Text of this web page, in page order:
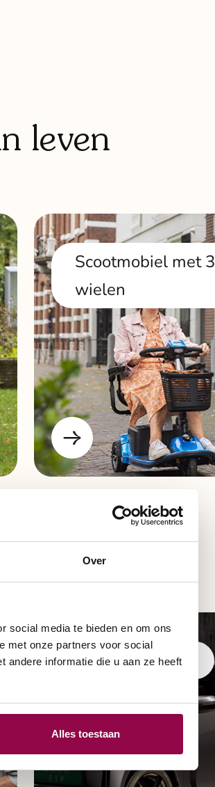
Over
social media te bieden en om ons
met onze partners voor social
andere informatie die u aan ze heeft
Alles toestaan
leven
Scootmobiel met 3
wielen
Overdekt model